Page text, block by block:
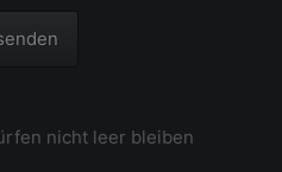
nicht leer bleiben